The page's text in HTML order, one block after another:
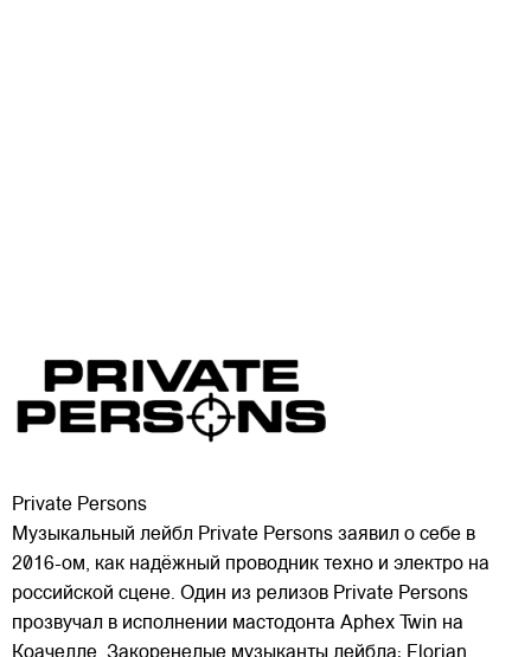
Private Persons
Музыкальный лейбл Private Persons заявил о себе в
2016-ом, как надёжный проводник техно и электро на
российской сцене. Один из релизов Private Persons
прозвучал в исполнении мастодонта Aphex Twin на